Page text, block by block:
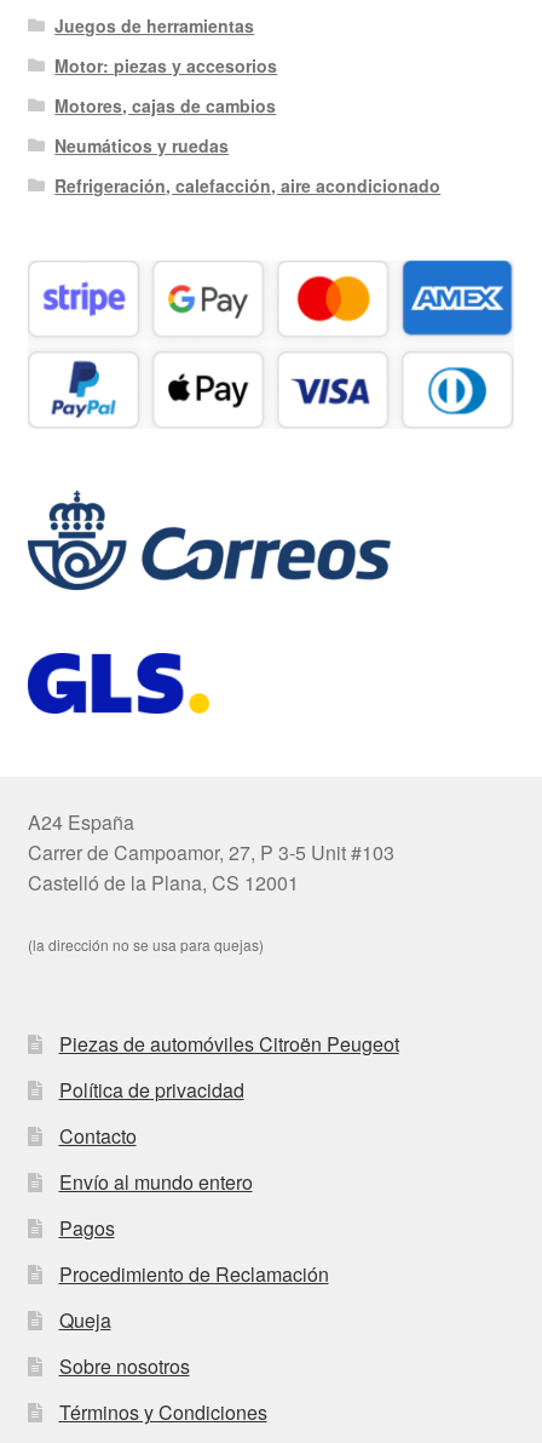
Juegos de herramientas
Motor: piezas y accesorios
Motores, cajas de cambios
Neumáticos y ruedas
Refrigeración, calefacción, aire acondicionado
A24 España
Carrer de Campoamor, 27, P 3-5 Unit #103
Castelló de la Plana, CS 12001
(la dirección no se usa para quejas)
Piezas de automóviles Citroën Peugeot
Política de privacidad
Contacto
Envío al mundo entero
Pagos
Procedimiento de Reclamación
Queja
Sobre nosotros
Términos y Condiciones